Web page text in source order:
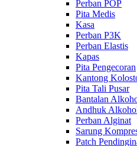
Perban POP
Pita Medis
Kasa
Perban P3K
Perban Elastis
Kapas
Pita Pengecoran
Kantong
Pita Tali Pusar
Bantalan
Andhuk
Perban Alginat
Sarung
Patch